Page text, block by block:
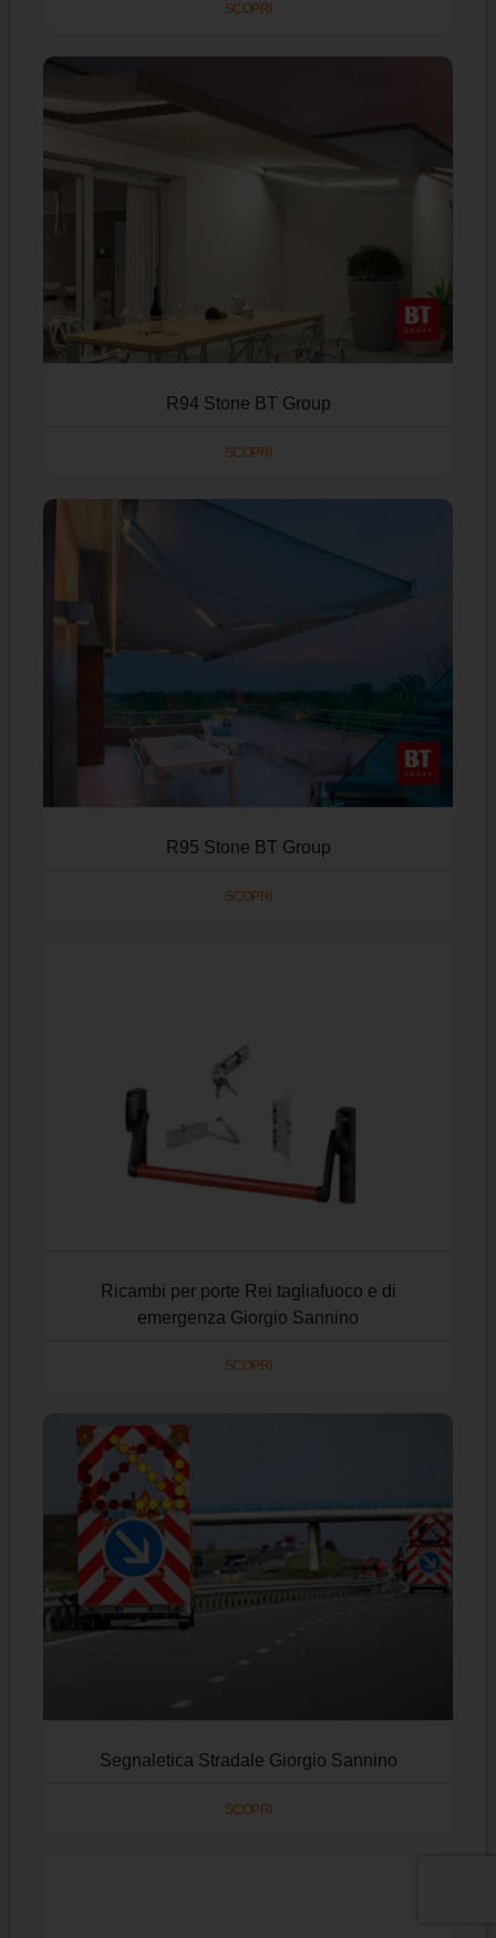
SCOPRI
R94 Stone BT Group
SCOPRI
R95 Stone BT Group
SCOPRI
Ricambi per porte Rei tagliafuoco e di
emergenza Giorgio Sannino
SCOPRI
Segnaletica Stradale Giorgio Sannino
SCOPRI